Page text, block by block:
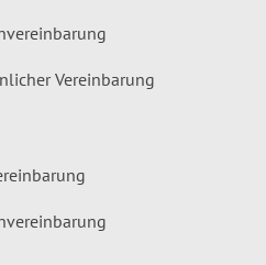
Vereinbarung